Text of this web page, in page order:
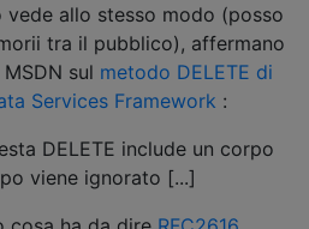
allo stesso modo (posso
tra il pubblico), affermano
sul metodo DELETE di
Services Framework :
DELETE include un corpo
viene ignorato [...]